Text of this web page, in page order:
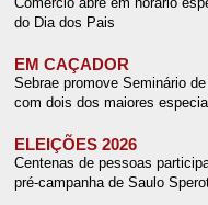
do Dia dos Pais
EM CAÇADOR
Sebrae promove Seminário
com dois dos maiores
ELEIÇÕES 2026
Centenas de pessoas
pré-campanha de Saulo